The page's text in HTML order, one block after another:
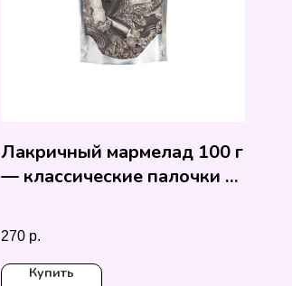
Лакричный мармелад 100 г
— классические палочки и
270 р.
Купить